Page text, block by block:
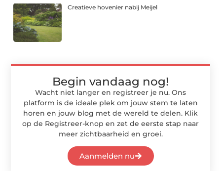
Creatieve hovenier nabij Meijel
Begin vandaag nog!
Wacht niet langer en registreer je nu. Ons
platform is de ideale plek om jouw stem te laten
horen en jouw blog met de wereld te delen. Klik
op de Registreer-knop en zet de eerste stap naar
meer zichtbaarheid en groei.
Aanmelden nu